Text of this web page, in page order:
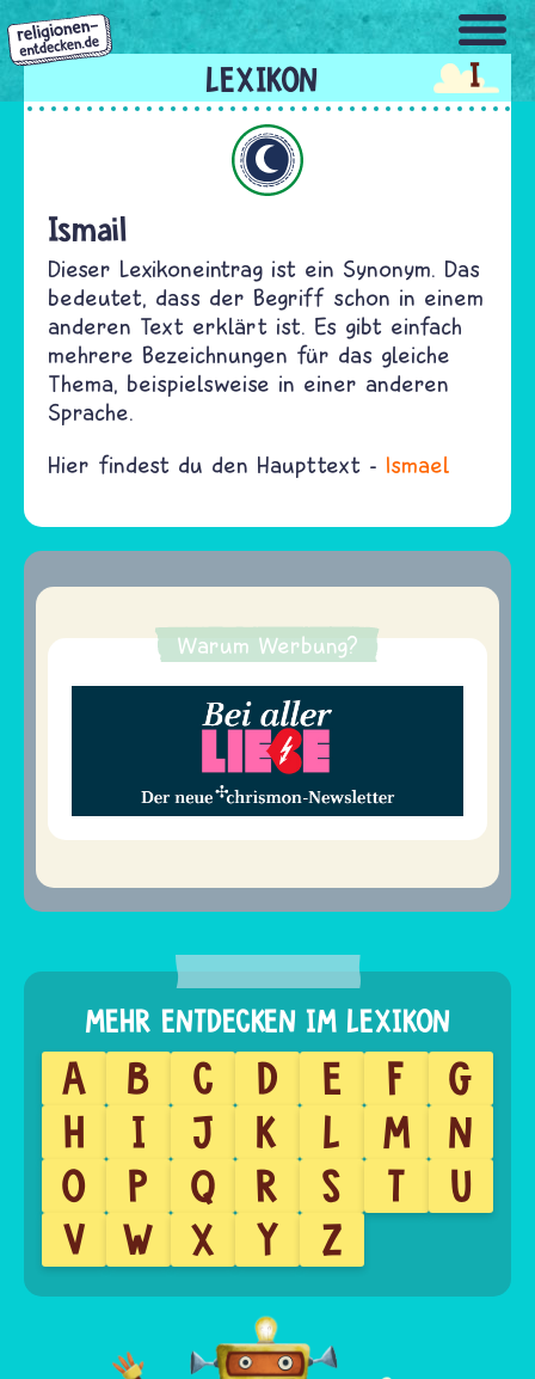
Direkt
zum
Inhalt
I
Ismail
Dieser Lexikoneintrag ist ein Synonym. Das
bedeutet, dass der Begriff schon in einem
anderen Text erklärt ist. Es gibt einfach
mehrere Bezeichnungen für das gleiche
Thema, beispielsweise in einer anderen
Sprache.
Hier findest du den Haupttext - Ismael
Warum Werbung?
A B C D E F
G
H
I J K L M
N
O
P Q R S T
U
V
W X Y Z